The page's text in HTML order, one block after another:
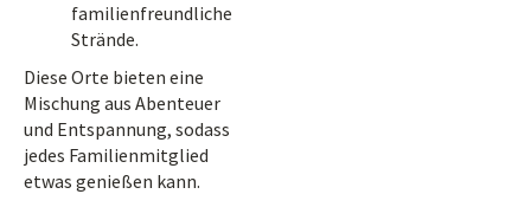
familienfreundliche
Strände.
Diese Orte bieten eine
Mischung aus Abenteuer
und Entspannung, sodass
jedes Familienmitglied
etwas genießen kann.